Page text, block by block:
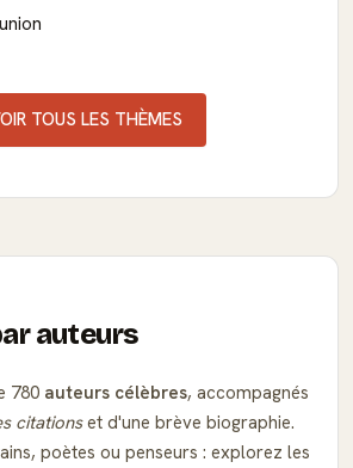
TOUS LES THÈMES
auteurs
780 auteurs célèbres, accompagnés
citationset d'une brève biographie.
poètes ou penseurs : explorez les